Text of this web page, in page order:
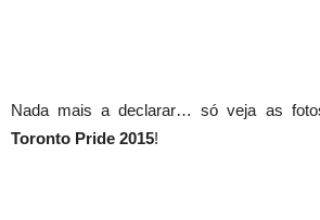
Nada mais a declarar… só veja as
Toronto Pride 2015!